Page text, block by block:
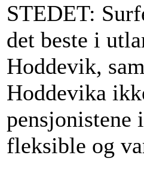
STEDET:
det beste i
Hoddevik,
Hoddevika
pensjonistene
fleksible og